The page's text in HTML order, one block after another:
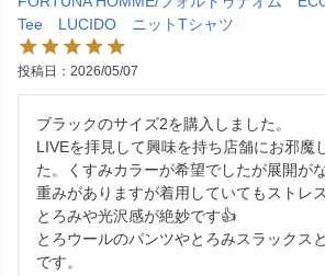
Tee LUCIDO ニットTシャツ
投稿日 2026/05/07
ブラックのサイズ2を購入しました。
LIVEを拝見して興味を持ち店舗にお邪魔
た。くすみカラーが希望でしたが展開が
重みがありますが着用していてもストレ
とろみや光沢感が絶妙です👍
とろウールのパンツやとろみスラックス
です。